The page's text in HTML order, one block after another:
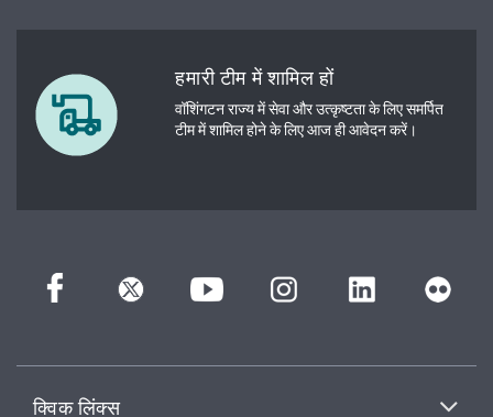
हमारी टीम में शामिल हों
वॉशिंगटन राज्य में सेवा और उत्कृष्टता के लिए समर्पित
टीम में शामिल होने के लिए आज ही आवेदन करें।
क्विक लिंक्स